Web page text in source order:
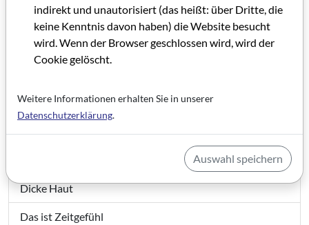
Veranstaltungen Filmhaus Frankfurt
Förderungstermine
Vergleichende Filmanalyse
Hamburg Connection
Überlegungen zu einer Neustrukturierung
Dicke Haut
Das ist Zeitgefühl
indirekt und unautorisiert (das heißt: über Dritte, die
keine Kenntnis davon haben) die Website besucht
wird. Wenn der Browser geschlossen wird, wird der
Cookie gelöscht.
Weitere Informationen erhalten Sie in unserer
Datenschutzerklärung.
Auswahl speichern